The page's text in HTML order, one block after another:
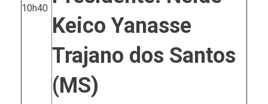
10h40
Keico Yanasse
Trajano dos Santos
(MS)